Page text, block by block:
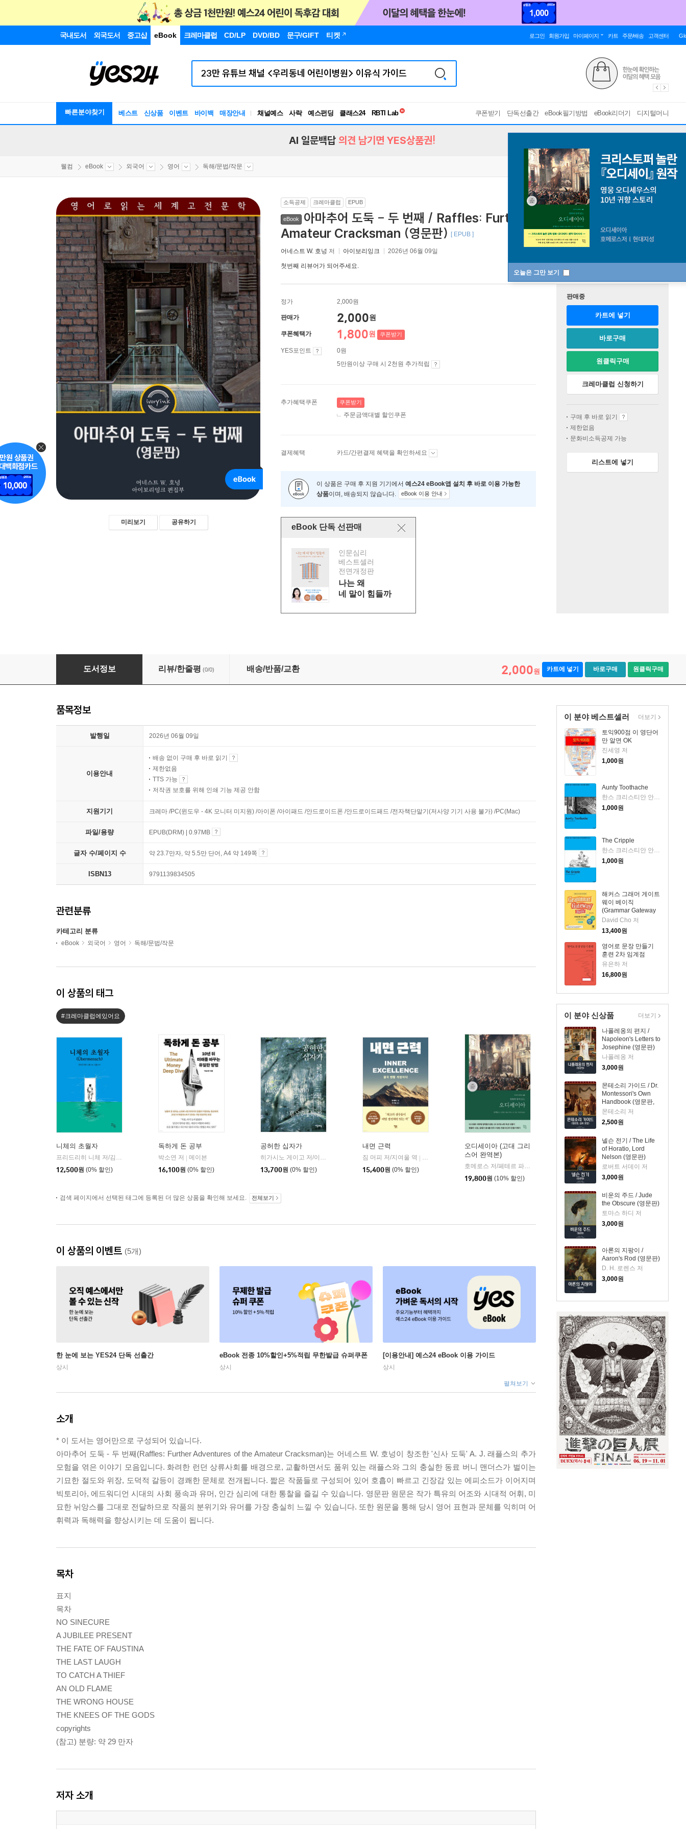
국내도서 외국도서 중고샵 eBook 크레마클럽 CD/LP DVD/BD 문구/GIFT 티켓 로그인 회원가입 마이페이지 카트 주문/배송 고객센터
빠른분야찾기 베스트 신상품 이벤트 바이백 매장안내 채널예스 사락 예스펀딩 클래스24
독서유형검사
쿠폰받기 단독선출간 eBook필기방법 eBook리더기 디지털머니
오늘은 그만 보기
AI 일문백답 의견 남기면 YES상품권!
웰컴 eBook 외국어 영어 독해/문법/작문
미리보기 공유하기
소득공제 크레마클럽 EPUB
eBook
아마추어 도둑 - 두 번째 / Raffles: Further Adventures of the
Amateur Cracksman (영문판)
[ EPUB ]
어네스트 W. 호넝 저 아이보리잉크 2026년 06월 09일
첫번째 리뷰어가 되어주세요.
정가 2,000원
판매가 2,000원
쿠폰혜택가 1,800원 쿠폰받기
YES포인트
0원
5만원이상 구매 시 2천원 추가적립
추가혜택쿠폰 쿠폰받기
주문금액대별 할인쿠폰
결제혜택 카드/간편결제 혜택을 확인하세요
이 상품은 구매 후 지원 기기에서 예스24 eBook앱 설치 후 바로 이용 가능한
상품이며, 배송되지 않습니다. eBook 이용 안내
eBook 단독 선판매
인문심리
베스트셀러
전면개정판
나는 왜
네 말이 힘들까
판매중
카트에 넣기
바로구매
원클릭구매
크레마클럽 신청하기
구매 후 바로 읽기
제한없음
문화비소득공제 가능
리스트에 넣기
아마추어 도둑 - 두 번째 / Raffles: Further Adventures of the Amateur Cracksman (영문판)
도서정보 리뷰/한줄평 (0/0) 배송/반품/교환 2,000원 카트에 넣기 바로구매 원클릭구매
이 분야 베스트셀러
토익900점 이 영단어
만 알면 OK
진세영 저
1,000원
Aunty Toothache
한스 크리스티안 안데르센 저
1,000원
The Cripple
한스 크리스티안 안데르센 저
1,000원
해커스 그래머 게이트
웨이 베이직
(Grammar Gateway
Basic)
David Cho 저
13,400원
영어로 문장 만들기
훈련 2차 임계점
유은하 저
16,800원
더보기
이 분야 신상품
나폴레옹의 편지 /
Napoleon's Letters to
Josephine (영문판)
나폴레옹 저
3,000원
몬테소리 가이드 / Dr.
Montessori's Own
Handbook (영문판,
삽화 포함)
몬테소리 저
2,500원
넬슨 전기 / The Life
of Horatio, Lord
Nelson (영문판)
로버트 서데이 저
3,000원
비운의 주드 / Jude
the Obscure (영문판)
토마스 하디 저
3,000원
아론의 지팡이 /
Aaron's Rod (영문판)
D. H. 로렌스 저
3,000원
더보기
품목정보
발행일 2026년 06월 09일
이용안내
배송 없이 구매 후 바로 읽기
제한없음
TTS 가능
저작권 보호를 위해 인쇄 기능 제공 안함
지원기기 크레마 /PC(윈도우 - 4K 모니터 미지원) /아이폰 /아이패드 /안드로이드폰 /안드로이드패드 /전자책단말기(저사양 기기 사용 불가) /PC(Mac)
파일/용량 EPUB(DRM) | 0.97MB
글자 수/페이지 수 약 23.7만자, 약 5.5만 단어, A4 약 149쪽
ISBN13 9791139834505
관련분류
카테고리 분류
eBook 외국어 영어 독해/문법/작문
이 상품의 태그
#크레마클럽에있어요
니체의 초월자
12,500원 (0% 할인)
독하게 돈 공부
박소연 저 | 메이븐
16,100원 (0% 할인)
공허한 십자가
자음과모음
13,700원 (0% 할인)
내면 근력
짐 머피 저/지여울 역 |
15,400원 (0% 할인)
오디세이아 (고대 그리
스어 완역본)
|
현대지성
19,800원 (10% 할인)
검색 페이지에서 선택된 태그에 등록된 더 많은 상품을 확인해 보세요. 전체보기
이 상품의 이벤트 (5개)
한 눈에 보는 YES24 단독 선출간
상시
eBook 전종 10%할인+5%적립 무한발급 슈퍼쿠폰
상시
[이용안내] 예스24 eBook 이용 가이드
상시
펼쳐보기
소개
* 이 도서는 영어만으로 구성되어 있습니다.
아마추어 도둑 - 두 번째(Raffles: Further Adventures of the Amateur Cracksman)는 어네스트 W. 호넝이 창조한 '신사 도둑' A. J. 래플스의 추가
모험을 엮은 이야기 모음입니다. 화려한 런던 상류사회를 배경으로, 교활하면서도 품위 있는 래플스와 그의 충실한 동료 버니 맨더스가 벌이는
기묘한 절도와 위장, 도덕적 갈등이 경쾌한 문체로 전개됩니다. 짧은 작품들로 구성되어 있어 호흡이 빠르고 긴장감 있는 에피소드가 이어지며
빅토리아, 에드워디언 시대의 사회 풍속과 유머, 인간 심리에 대한 통찰을 즐길 수 있습니다. 영문판 원문은 작가 특유의 어조와 시대적 어휘, 미
묘한 뉘앙스를 그대로 전달하므로 작품의 분위기와 유머를 가장 충실히 느낄 수 있습니다. 또한 원문을 통해 당시 영어 표현과 문체를 익히며 어
휘력과 독해력을 향상시키는 데 도움이 됩니다.
목차
표지
목차
NO SINECURE
A JUBILEE PRESENT
THE FATE OF FAUSTINA
THE LAST LAUGH
TO CATCH A THIEF
AN OLD FLAME
THE WRONG HOUSE
THE KNEES OF THE GODS
copyrights
(참고) 분량: 약 29 만자
저자 소개